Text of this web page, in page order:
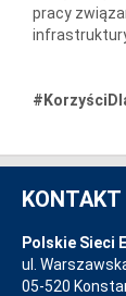
pracy
KONTAKT
Polskie Sieci
ul.
05-520